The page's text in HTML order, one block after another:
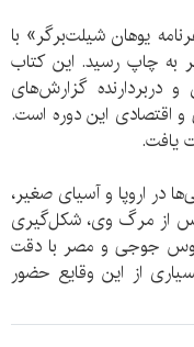
یوهان شیلت‌برگر» با
به چاپ رسید. این کتاب
و دربردارنده گزارش‌های
و اقتصادی اين دوره است.
يافت.
در اروپا و آسيای صغير،
از مرگ وی، شکل‌گيری
جوجی و مصر با دقت
از اين وقايع حضور